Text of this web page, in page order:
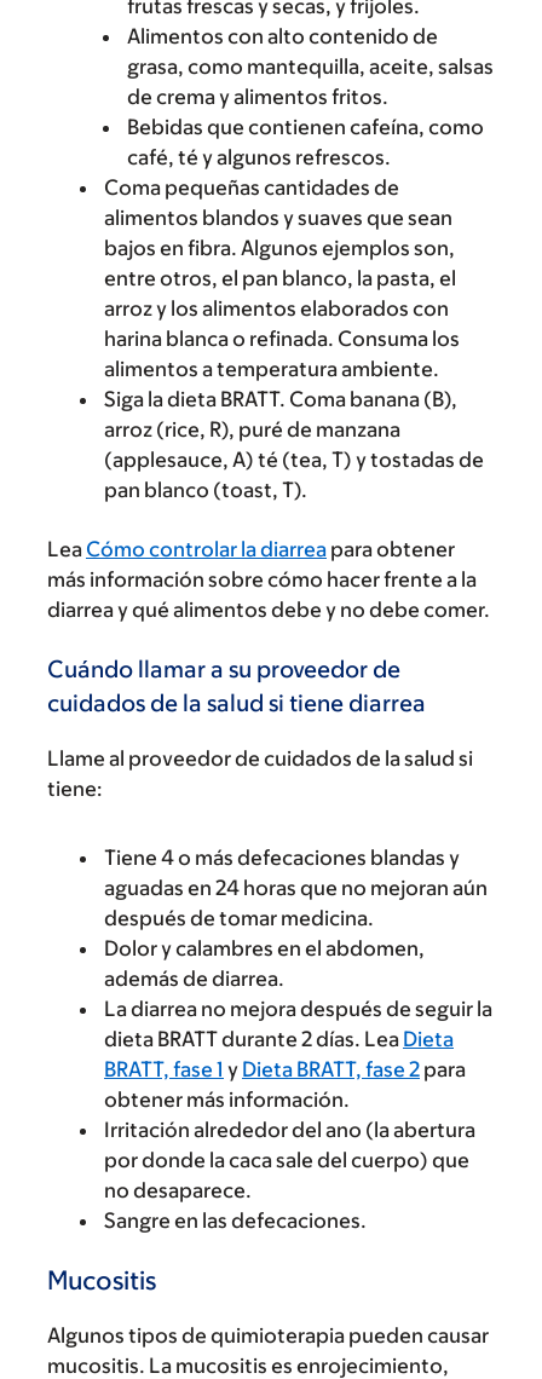
frutas frescas y secas, y frijoles.
Alimentos con alto contenido de
grasa, como mantequilla, aceite, salsas
de crema y alimentos fritos.
Bebidas que contienen cafeína, como
café, té y algunos refrescos.
Coma pequeñas cantidades de
alimentos blandos y suaves que sean
bajos en fibra. Algunos ejemplos son,
entre otros, el pan blanco, la pasta, el
arroz y los alimentos elaborados con
harina blanca o refinada. Consuma los
alimentos a temperatura ambiente.
Siga la dieta BRATT. Coma banana (B),
arroz (rice, R), puré de manzana
(applesauce, A) té (tea, T) y tostadas de
pan blanco (toast, T).
Lea Cómo controlar la diarrea para obtener
más información sobre cómo hacer frente a la
diarrea y qué alimentos debe y no debe comer.
Cuándo llamar a su proveedor de
cuidados de la salud si tiene diarrea
Llame al proveedor de cuidados de la salud si
tiene:
Tiene 4 o más defecaciones blandas y
aguadas en 24 horas que no mejoran aún
después de tomar medicina.
Dolor y calambres en el abdomen,
además de diarrea.
La diarrea no mejora después de seguir la
dieta BRATT durante 2 días. Lea Dieta
BRATT, fase 1 y Dieta BRATT, fase 2 para
obtener más información.
Irritación alrededor del ano (la abertura
por donde la caca sale del cuerpo) que
no desaparece.
Sangre en las defecaciones.
Mucositis
Algunos tipos de quimioterapia pueden causar
mucositis. La mucositis es enrojecimiento,